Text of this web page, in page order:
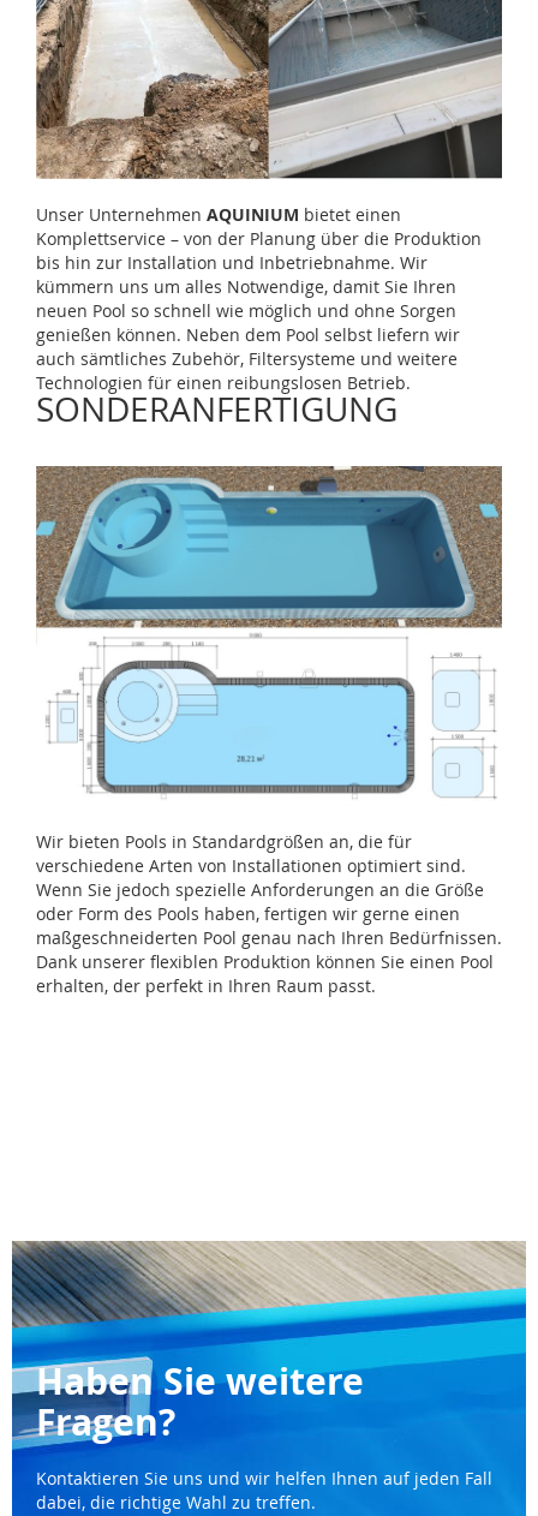
Unser Unternehmen AQUINIUM bietet einen
Komplettservice – von der Planung über die Produktion
bis hin zur Installation und Inbetriebnahme. Wir
kümmern uns um alles Notwendige, damit Sie Ihren
neuen Pool so schnell wie möglich und ohne Sorgen
genießen können. Neben dem Pool selbst liefern wir
auch sämtliches Zubehör, Filtersysteme und weitere
Technologien für einen reibungslosen Betrieb.
SONDERANFERTIGUNG
Wir bieten Pools in Standardgrößen an, die für
verschiedene Arten von Installationen optimiert sind.
Wenn Sie jedoch spezielle Anforderungen an die Größe
oder Form des Pools haben, fertigen wir gerne einen
maßgeschneiderten Pool genau nach Ihren Bedürfnissen.
Dank unserer flexiblen Produktion können Sie einen Pool
erhalten, der perfekt in Ihren Raum passt.
Haben Sie weitere
Fragen?
Kontaktieren Sie uns und wir helfen Ihnen auf jeden Fall
dabei, die richtige Wahl zu treffen.